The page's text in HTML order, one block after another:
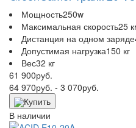
Мощность250w
Максимальная скорость25
Дистанция на одном заряде
Допустимая нагрузка150 кг
Вес32 кг
61 900руб.
64 970руб. - 3 070руб.
Купить
В наличии